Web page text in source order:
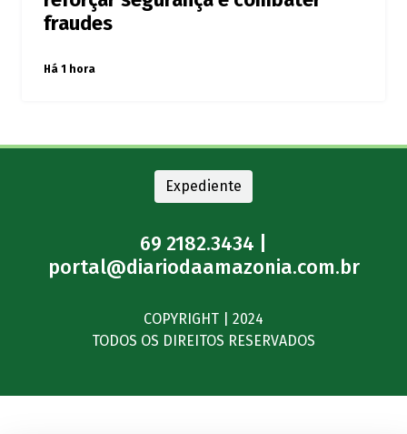
fraudes
Há 1 hora
Expediente
69 2182.3434 |
portal@diariodaamazonia.com.br
COPYRIGHT | 2024
TODOS OS DIREITOS RESERVADOS